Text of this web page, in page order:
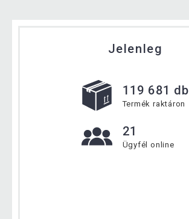
Jelenleg
119 681 db
Termék raktáron
21
Ügyfél online